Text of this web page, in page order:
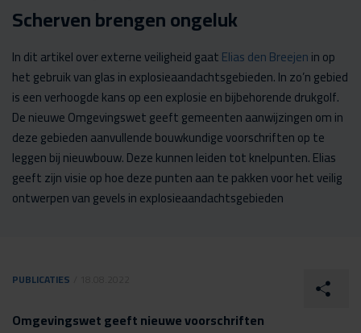
Scherven brengen ongeluk
In dit artikel over externe veiligheid gaatElias den Breejenin op
het gebruik van glas in explosieaandachtsgebieden. In zo’n gebied
is een verhoogde kans op een explosie en bijbehorende drukgolf.
De nieuwe Omgevingswet geeft gemeenten aanwijzingen om in
deze gebieden aanvullende bouwkundige voorschriften op te
leggen bij nieuwbouw. Deze kunnen leiden tot knelpunten. Elias
geeft zijn visie op hoe deze punten aan te pakken voor het veilig
ontwerpen van gevels in explosieaandachtsgebieden
PUBLICATIES
Omgevingswet geeft nieuwe voorschriften